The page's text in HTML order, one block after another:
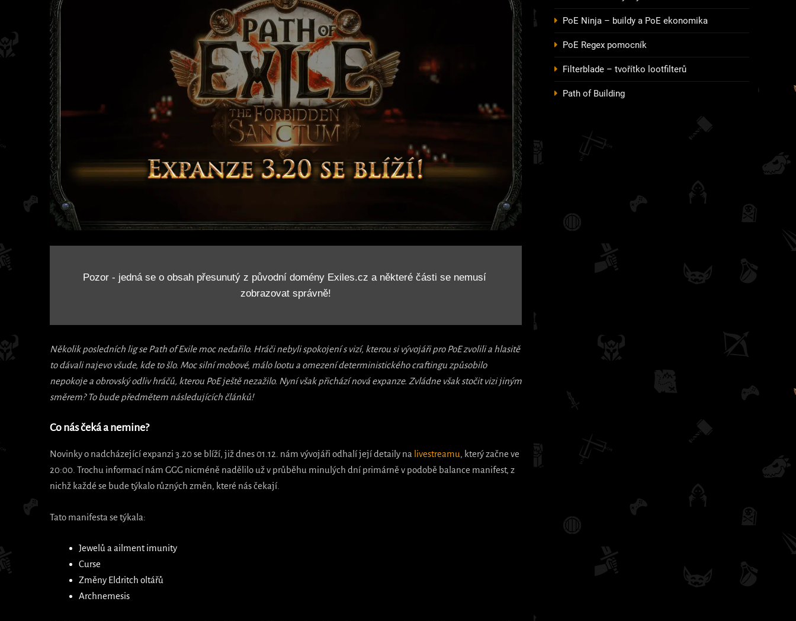
Pozor - jedná se o obsah přesunutý z původní domény Exiles.cz a některé části se nemusí
zobrazovat správně!
Několik posledních lig se Path of Exile moc nedařilo. Hráči nebyli spokojení s vizí, kterou si vývojáři pro PoE zvolili a hlasitě
to dávali najevo všude, kde to šlo. Moc silní mobové, málo lootu a omezení deterministického craftingu způsobilo
nepokoje a obrovský odliv hráčů, kterou PoE ještě nezažilo. Nyní však přichází nová expanze. Zvládne však stočit vizi jiným
směrem? To bude předmětem následujících článků!
Co nás čeká a nemine?
Novinky o nadcházející expanzi 3.20 se blíží, již dnes 01.12. nám vývojáři odhalí její detaily na livestreamu, který začne ve
20:00. Trochu informací nám GGG nicméně nadělilo už v průběhu minulých dní primárně v podobě balance manifest, z
nichž každé se bude týkalo různých změn, které nás čekají.
Tato manifesta se týkala:
Jewelů a ailment imunity
Curse
Změny Eldritch oltářů
Archnemesis
PoE Ninja – buildy a PoE ekonomika
PoE Regex pomocník
Filterblade – tvořítko lootfilterů
Path of Building